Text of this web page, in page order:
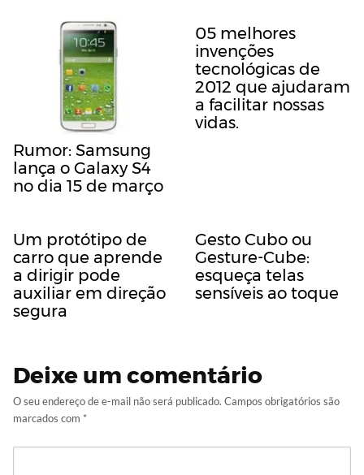
Rumor: Samsung
lança o Galaxy S4
no dia 15 de março
05 melhores
invenções
tecnológicas de
2012 que ajudaram
a facilitar nossas
vidas.
Um protótipo de
carro que aprende
a dirigir pode
auxiliar em direção
segura
Gesto Cubo ou
Gesture-Cube:
esqueça telas
sensíveis ao toque
Deixe um comentário
O seu endereço de e-mail não será publicado. Campos obrigatórios são
marcados com *